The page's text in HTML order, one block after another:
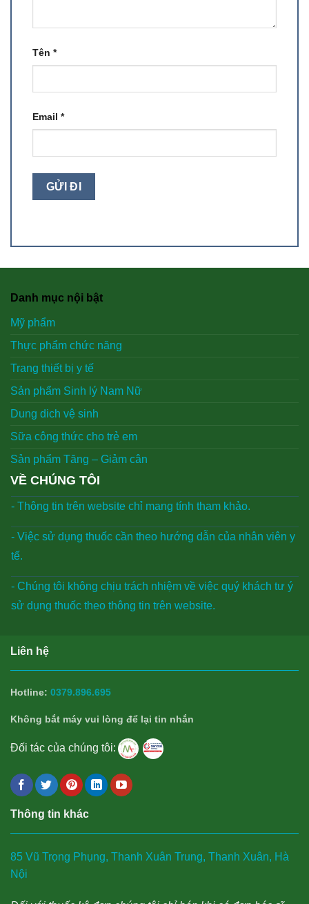
Tên *
Email *
Danh mục nội bật
Mỹ phẩm
Thực phẩm chức năng
Trang thiết bị y tế
Sản phẩm Sinh lý Nam Nữ
Dung dich vệ sinh
Sữa công thức cho trẻ em
Sản phẩm Tăng – Giảm cân
VỀ CHÚNG TÔI
- Thông tin trên website chỉ mang tính tham khảo.
- Việc sử dụng thuốc cần theo hướng dẫn của nhân viên y
tế.
- Chúng tôi không chịu trách nhiệm về việc quý khách tư ý
sử dụng thuốc theo thông tin trên website.
Liên hệ
Hotline: 0379.896.695
Không bắt máy vui lòng để lại tin nhắn
Đối tác của chúng tôi:
Thông tin khác
85 Vũ Trọng Phụng, Thanh Xuân Trung, Thanh Xuân, Hà
Nội